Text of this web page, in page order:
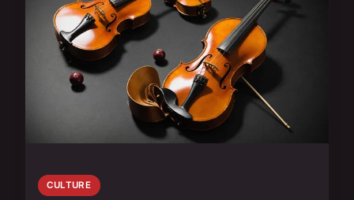
CULTURE